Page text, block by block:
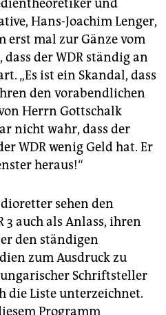
und
Hans-Joachim Lenger,
erst mal zur Gänze vom
der WDR ständig an
„Es ist ein Skandal, dass
den vorabendlichen
Herrn Gottschalk
nicht wahr, dass der
WDR wenig Geld hat. Er
heraus!“
sehen den
3 auch als Anlass, ihren
den ständigen
zum Ausdruck zu
Schriftsteller
die Liste unterzeichnet.
Programm